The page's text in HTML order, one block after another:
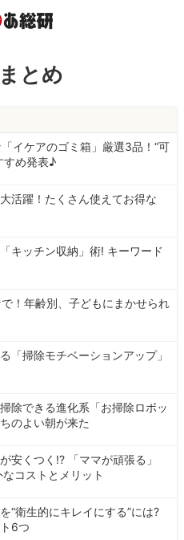
とめ
「イケアのゴミ箱」厳選3品！“可
すめ発表♪
活躍！たくさん使えてお得な
キッチン収納」術! キーワード
で！年齢別、子どもにまかせられ
「掃除モチベーションアップ」
除できる進化系「お掃除ロボッ
のよい朝が来た
安くつく!? 「ママが頑張る」
コストとメリット
“衛生的にキレイにする”には?
6つ